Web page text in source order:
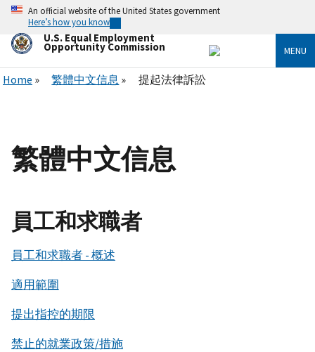
Skip
main
content
An official website of the United States government
Here’s how you know
U.S. Equal Employment
Opportunity Commission MENU
Home 繁體中文信息 提起法律訴訟
繁體中文信息
員工和求職者
員工和求職者 - 概述
適用範圍
提出指控的期限
禁止的就業政策/措施